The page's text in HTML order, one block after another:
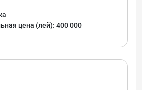
цена (лей): 400 000